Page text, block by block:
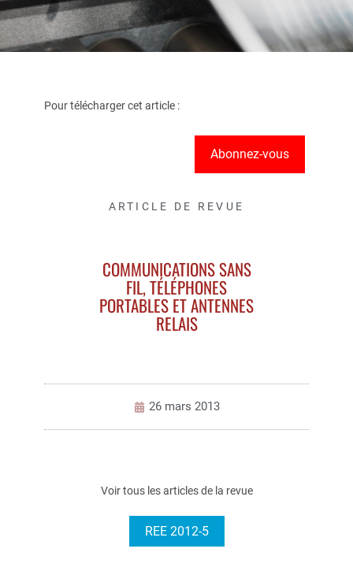
Pour télécharger cet article :
Abonnez-vous
ARTICLE DE REVUE
COMMUNICATIONS SANS
FIL, TÉLÉPHONES
PORTABLES ET ANTENNES
RELAIS
26 mars 2013
Voir tous les articles de la revue
REE 2012-5